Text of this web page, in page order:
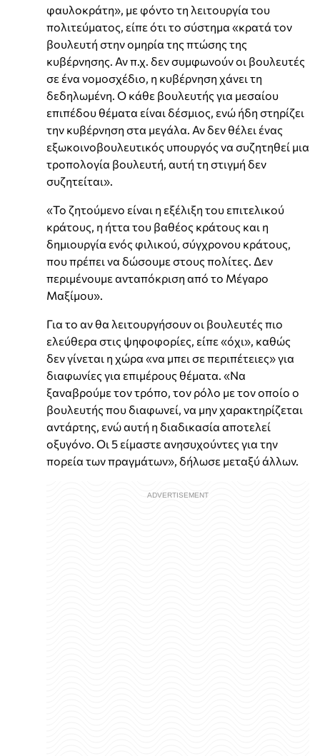
φαυλοκράτη», με φόντο τη λειτουργία του
πολιτεύματος, είπε ότι το σύστημα «κρατά τον
βουλευτή στην ομηρία της πτώσης της
κυβέρνησης. Αν π.χ. δεν συμφωνούν οι βουλευτές
σε ένα νομοσχέδιο, η κυβέρνηση χάνει τη
δεδηλωμένη. Ο κάθε βουλευτής για μεσαίου
επιπέδου θέματα είναι δέσμιος, ενώ ήδη στηρίζει
την κυβέρνηση στα μεγάλα. Αν δεν θέλει ένας
εξωκοινοβουλευτικός υπουργός να συζητηθεί μια
τροπολογία βουλευτή, αυτή τη στιγμή δεν
συζητείται».
«Το ζητούμενο είναι η εξέλιξη του επιτελικού
κράτους, η ήττα του βαθέος κράτους και η
δημιουργία ενός φιλικού, σύγχρονου κράτους,
που πρέπει να δώσουμε στους πολίτες. Δεν
περιμένουμε ανταπόκριση από το Μέγαρο
Μαξίμου».
Για το αν θα λειτουργήσουν οι βουλευτές πιο
ελεύθερα στις ψηφοφορίες, είπε «όχι», καθώς
δεν γίνεται η χώρα «να μπει σε περιπέτειες» για
διαφωνίες για επιμέρους θέματα. «Να
ξαναβρούμε τον τρόπο, τον ρόλο με τον οποίο ο
βουλευτής που διαφωνεί, να μην χαρακτηρίζεται
αντάρτης, ενώ αυτή η διαδικασία αποτελεί
οξυγόνο. Οι 5 είμαστε ανησυχούντες για την
πορεία των πραγμάτων», δήλωσε μεταξύ άλλων.